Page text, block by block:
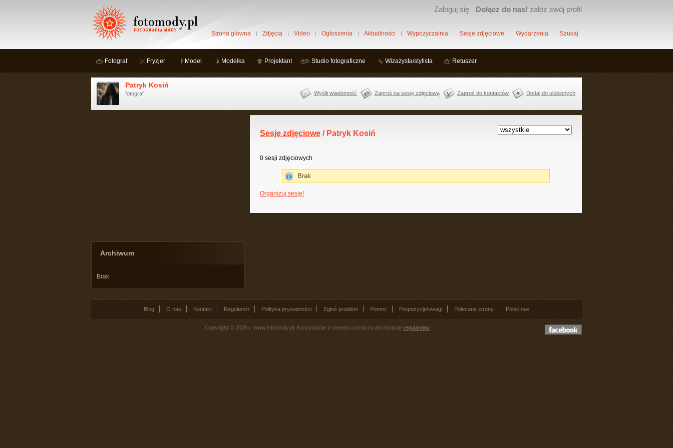
Zaloguj się Dołącz do nas! załóż swój profil
Strona główna Zdjęcia Video Ogłoszenia Aktualności Wypożyczalnia Sesje zdjęciowe Wydarzenia Szukaj
Fotograf Fryzjer Model Modelka Projektant Studio fotograficzne Wizażysta/stylista Retuszer
Patryk Kosiń
fotograf Wyślij wiadomość Zaproś na sesję zdjęciową Zaproś do kontaktów Dodaj do ulubionych
Archiwum
Brak
Sesje zdjęciowe / Patryk Kosiń
0 sesji zdjęciowych
Brak
Organizuj sesję!
Blog O nas Kontakt Regulamin Polityka prywatności Zgłoś problem Pomoc Propozycje/uwagi Polecane strony Poleć nas
Copyright © 2026 r. www.fotomody.pl. Korzystanie z serwisu oznacza akceptację regulaminu